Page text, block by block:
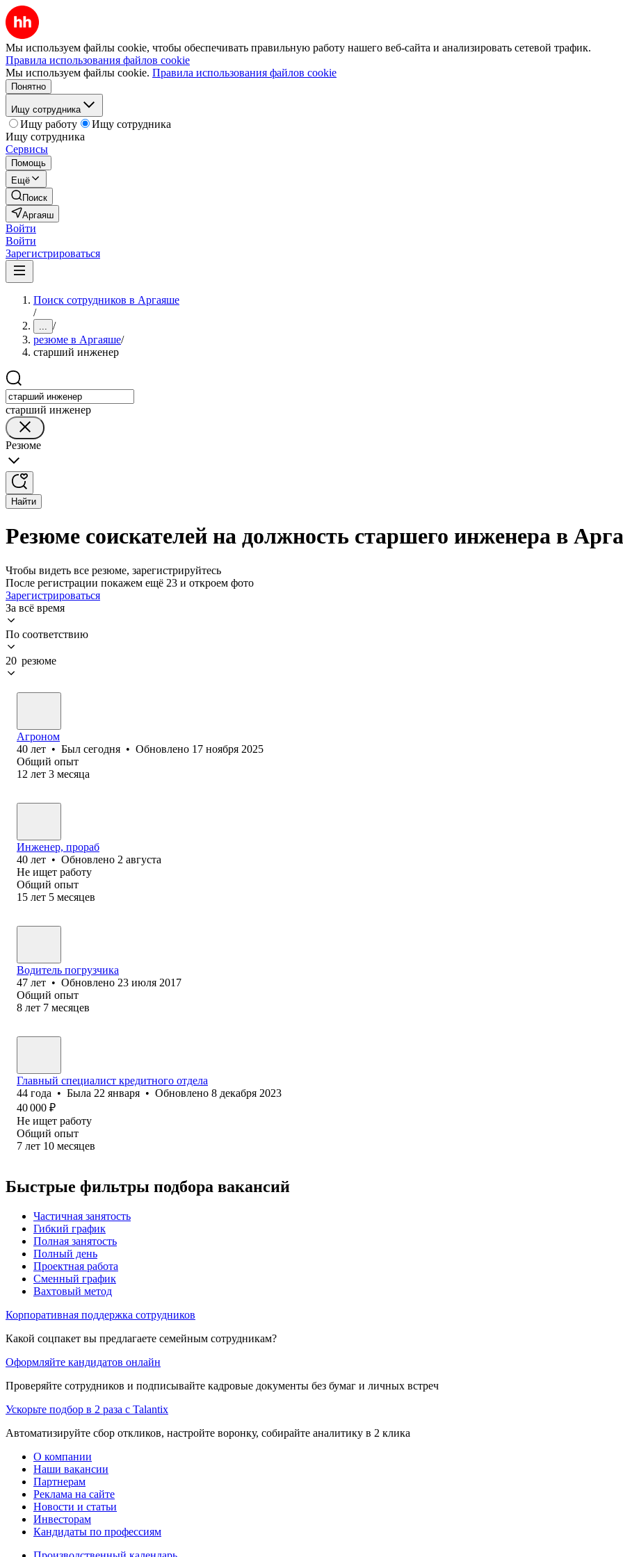
Мы используем файлы cookie, чтобы обеспечивать правильную работу нашего веб-сайта и анализировать сетевой трафик.
Правила использования файлов cookie
Мы используем файлы cookie. Правила использования файлов cookie
Понятно
Ищу сотрудника
Ищу работу
Ищу сотрудника
Ищу сотрудника
Сервисы
Помощь
Ещё
Поиск
Аргаяш
Войти
Войти
Зарегистрироваться
Поиск сотрудников в Аргаяше
/
... /
резюме в Аргаяше/
старший инженер
старший инженер
Резюме
Найти
Резюме соискателей на должность старшего инженера в
Чтобы видеть все резюме, зарегистрируйтесь
После регистрации покажем ещё 23 и откроем фото
Зарегистрироваться
За всё время
По соответствию
20 резюме
Агроном
40 лет • Был сегодня • Обновлено 17 ноября 2025
Общий опыт
12 лет 3 месяца
Инженер, прораб
40 лет • Обновлено 2 августа
Не ищет работу
Общий опыт
15 лет 5 месяцев
Водитель погрузчика
47 лет • Обновлено 23 июля 2017
Общий опыт
8 лет 7 месяцев
Главный специалист кредитного отдела
44 года • Была 22 января • Обновлено 8 декабря 2023
40 000 ₽
Не ищет работу
Общий опыт
7 лет 10 месяцев
Быстрые фильтры подбора вакансий
Частичная занятость
Гибкий график
Полная занятость
Полный день
Проектная работа
Сменный график
Вахтовый метод
Корпоративная поддержка сотрудников
Какой соцпакет вы предлагаете семейным сотрудникам?
Оформляйте кандидатов онлайн
Проверяйте сотрудников и подписывайте кадровые документы без бумаг и личных встреч
Ускорьте подбор в 2 раза с Talantix
Автоматизируйте сбор откликов, настройте воронку, собирайте аналитику в 2 клика
О компании
Наши вакансии
Партнерам
Реклама на сайте
Новости и статьи
Инвесторам
Кандидаты по профессиям